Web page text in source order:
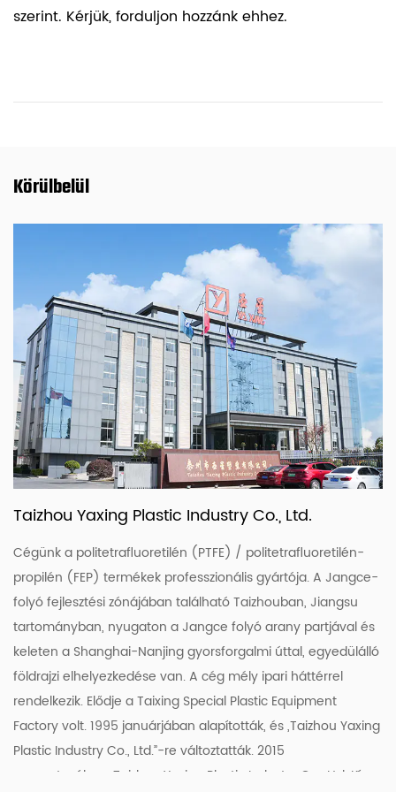
szerint. Kérjük, forduljon hozzánk ehhez.
Körülbelül
Taizhou Yaxing Plastic Industry Co., Ltd.
Cégünk a politetrafluoretilén (PTFE) / politetrafluoretilén-
propilén (FEP) termékek professzionális gyártója. A Jangce-
folyó fejlesztési zónájában található Taizhouban, Jiangsu
tartományban, nyugaton a Jangce folyó arany partjával és
keleten a Shanghai-Nanjing gyorsforgalmi úttal, egyedülálló
földrajzi elhelyezkedése van. A cég mély ipari háttérrel
rendelkezik. Elődje a Taixing Special Plastic Equipment
Factory volt. 1995 januárjában alapították, és „Taizhou Yaxing
Plastic Industry Co., Ltd.”-re változtatták. 2015
augusztusában. Taizhou Yaxing Plastic Industry Co., Ltd. Kína